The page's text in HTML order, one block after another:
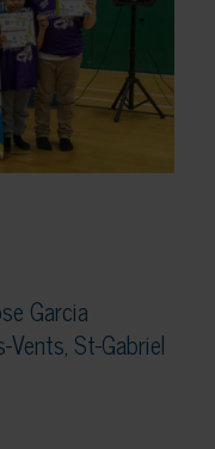
Garcia
St-Gabriel